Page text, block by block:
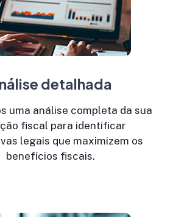
detalhada
uma análise completa da sua
fiscal para identificar
legais que maximizem os
benefícios fiscais.